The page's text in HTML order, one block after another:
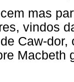
mas
vindos
Caw-
Macbeth